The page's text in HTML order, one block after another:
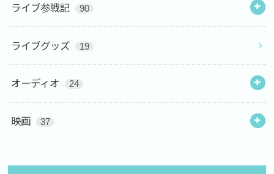
ライブ参戦記 90
ライブグッズ 19
オーディオ 24
映画 37